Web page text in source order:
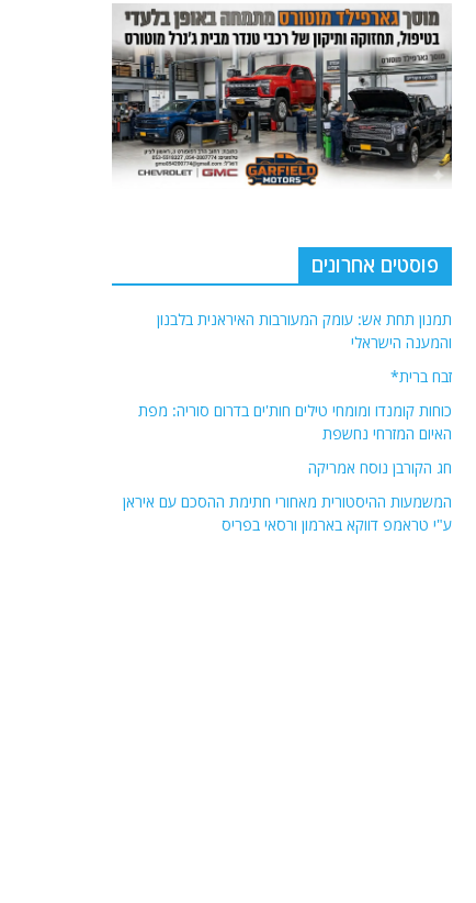
פוסטים אחרונים
תמנון תחת אש: עומק המעורבות האיראנית בלבנון
והמענה הישראלי
זבח ברית*
כוחות קומנדו ומומחי טילים חות'ים בדרום סוריה: מפת
האיום המזרחי נחשפת
חג הקורבן נוסח אמריקה
המשמעות ההיסטורית מאחורי חתימת ההסכם עם איראן
ע"י טראמפ דווקא בארמון ורסאי בפריס